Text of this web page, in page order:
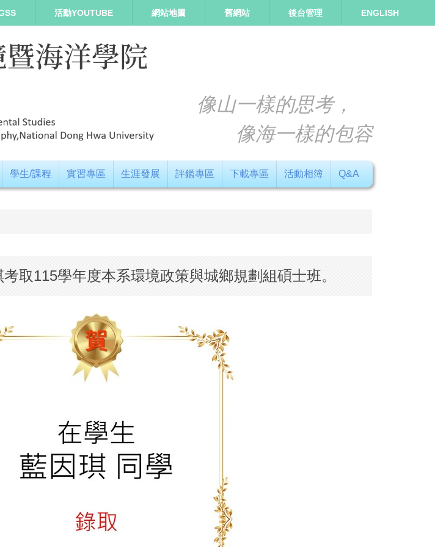
活動YOUTUBE 網站地圖 舊網站 後台管理 ENGLISH
像山一樣的思考，
像海一樣的包容
學生/課程 實習專區 生涯發展 評鑑專區 下載專區 活動相簿 Q&A
取115學年度本系環境政策與城鄉規劃組碩士班。